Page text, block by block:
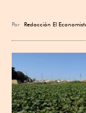
Por Redacción El